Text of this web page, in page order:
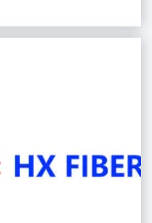
zu
Bereich der ...